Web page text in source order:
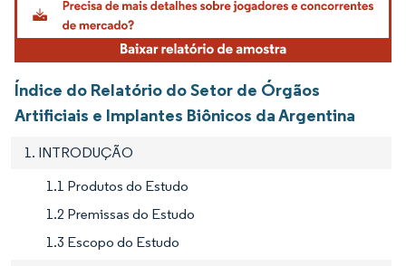
Índice do Relatório do Setor de Órgãos
Artificiais e Implantes Biônicos da Argentina
1. INTRODUÇÃO
1.1 Produtos do Estudo
1.2 Premissas do Estudo
1.3 Escopo do Estudo